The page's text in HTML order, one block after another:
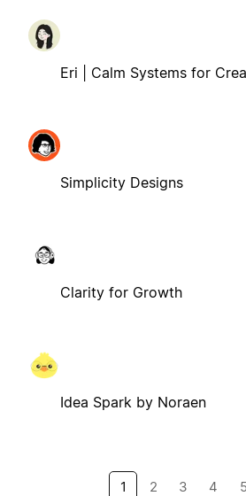
Eri | Calm Systems for
Simplicity Designs
Clarity for Growth
Idea Spark by Noraen
1 2 3 4 5